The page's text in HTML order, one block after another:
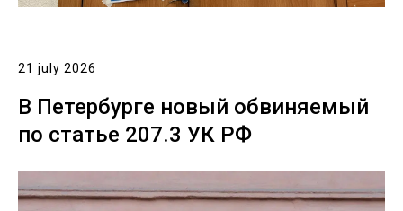
21 july 2026
В Петербурге новый обвиняемый
по статье 207.3 УК РФ